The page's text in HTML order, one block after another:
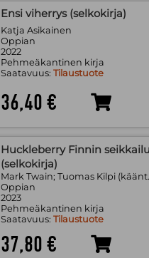
Ensi viherrys (selkokirja)
Katja Asikainen
Oppian
2022
Pehmeäkantinen kirja
Saatavuus: Tilaustuote
36,40 €
Huckleberry Finnin
(selkokirja)
Mark Twain; Tuomas Kilpi
Oppian
2023
Pehmeäkantinen kirja
Saatavuus: Tilaustuote
37,80 €